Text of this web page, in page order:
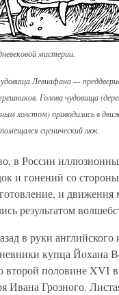
мистерии.
Левиафана —
Голова чудовища
холстом) приводилась в
сценический люк.
в России
и гонений со
и движения
результатом
в руки
купца Йохана
второй половине XVI
Ивана Грозного.